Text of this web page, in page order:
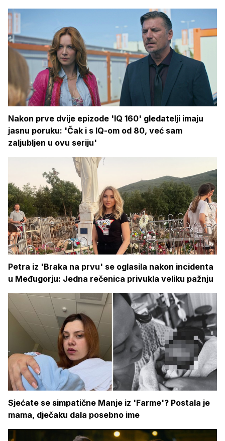
Nakon prve dvije epizode 'IQ 160' gledatelji imaju
jasnu poruku: 'Čak i s IQ-om od 80, već sam
zaljubljen u ovu seriju'
Petra iz 'Braka na prvu' se oglasila nakon incidenta
u Međugorju: Jedna rečenica privukla veliku pažnju
Sjećate se simpatične Manje iz 'Farme'? Postala je
mama, dječaku dala posebno ime